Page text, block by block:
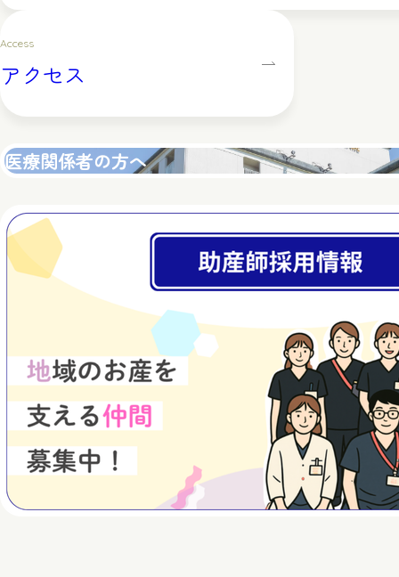
Access
アクセス
医療関係者の方へ